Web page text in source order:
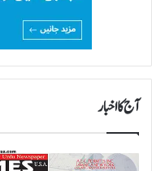
آج کا اخبار